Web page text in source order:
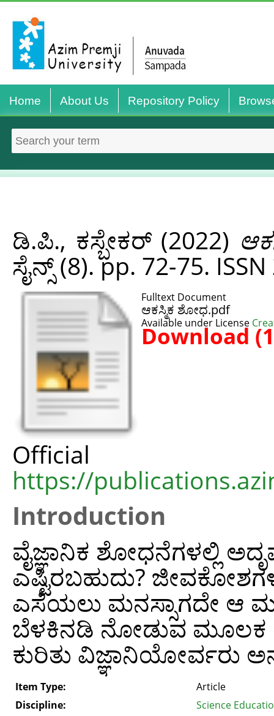
Home About Us Repository Policy
ಡಿ.ಪಿ., ಕಸ್ಬೇಕರ್‌(2022)
ಸೈನ್ಸ್ (8). pp. 72-75.
Fulltext Document
ಆಕಸ್ಮಿಕ ಶೋಧ.pdf
Available under License
Download
https://
Introduction
ವೈಜ್ಞಾನಿಕ ಶೋಧನೆಗಳಲ್ಲಿ
ಎಷ್ಟಿರಬಹುದು?
ಎಸೆಯಲು ಮನಸ್ಸಾಗದೇ ಆ
ಬೆಳಕಿನಡಿ ನೋಡುವ ಮೂಲಕ
ಕುರಿತು ವಿಜ್ಞಾನಿಯೋರ್ವರು
Item Type:
Article
Discipline:
Science